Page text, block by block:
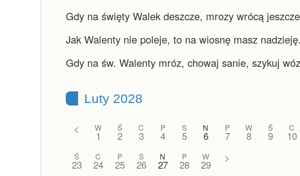
Gdy na święty Walek deszcze, mrozy wrócą
Jak Walenty nie poleje, to na wiosnę masz nadzieję.
Gdy na św. Walenty mróz, chowaj sanie, szykuj
Luty 2028
< W
1
Ś
2
C
3
P
4
S
5
N
6
P
7
W
8
Ś
9
C
10
Ś
23
C
24
P
25
S
26
N
27
P
28
W
29
>